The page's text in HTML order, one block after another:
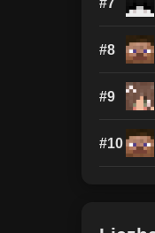
#8
#9
#10